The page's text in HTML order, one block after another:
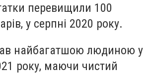
перевищили 100
у серпні 2020 року.
найбагатшою людиною у
року, маючи чистий